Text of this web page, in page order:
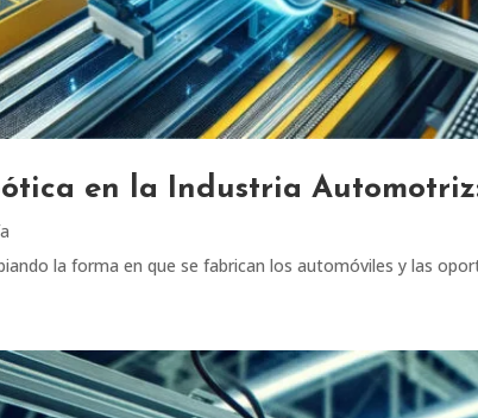
en la Industria
la forma en que se fabrican los automóviles y las